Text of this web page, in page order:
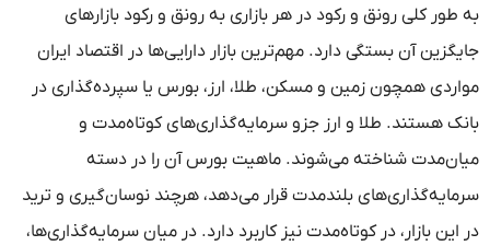
به طور کلی رونق و رکود در هر بازاری به رونق و رکود بازارهای
جایگزین آن بستگی دارد. مهم‌ترین بازار دارایی‌ها در اقتصاد ایران
مواردی همچون زمین و مسکن، طلا، ارز، بورس یا سپرده‌گذاری در
بانک هستند. طلا و ارز جزو سرمایه‌گذاری‌های کوتاه‌مدت و
میان‌مدت شناخته می‌شوند. ماهیت بورس آن را در دسته
سرمایه‌گذاری‌های بلندمدت قرار می‌دهد، هرچند نوسان‌گیری و ترید
در این بازار، در کوتاه‌مدت نیز کاربرد دارد. در میان سرمایه‌گذاری‌ها،